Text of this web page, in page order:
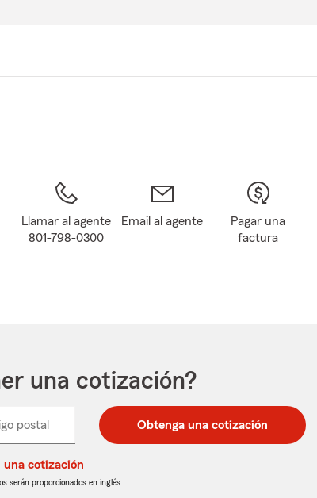
Llamar al agente
801-798-0300
Email al agente
Pagar una
factura
una cotización?
postal
postal
de
postal
de
Obtenga una cotización
cotización
serán proporcionados en inglés.